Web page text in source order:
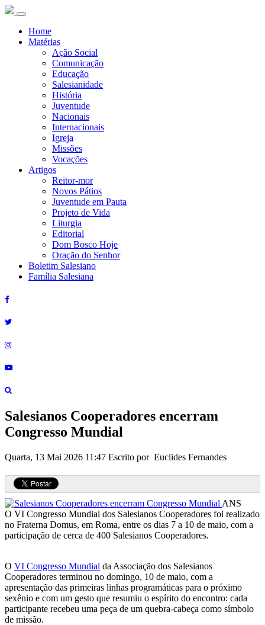
Home
Matérias
Ação Social
Comunicação
Educação
Salesianidade
História
Juventude
Nacionais
Internacionais
Igreja
Missões
Vocações
Artigos
Reitor-mor
Novos Pátios
Juventude em Pauta
Projeto de Vida
Liturgia
Editorial
Dom Bosco Hoje
Oração do Senhor
Boletim Salesiano
Família Salesiana
Salesianos Cooperadores encerram
Congresso Mundial
Quarta, 13 Mai 2026 11:47 Escrito por Euclides Fernandes
ANS
O VI Congresso Mundial dos Salesianos Cooperadores foi realizado
no Fraterna Domus, em Roma, entre os dias 7 a 10 de maio, com a
participação de cerca de 400 Salesianos Cooperadores.
O VI Congresso Mundial da Associação dos Salesianos
Cooperadores terminou no domingo, 10 de maio, com a
apresentação das primeiras linhas programáticas para o próximo
sexênio e com um gesto que resumiu o espírito do encontro: cada
participante recebeu uma peça de um quebra-cabeça como símbolo
de missão.